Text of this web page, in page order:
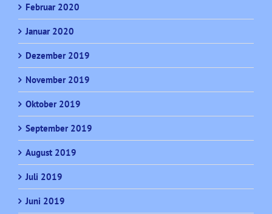
Februar 2020
Januar 2020
Dezember 2019
November 2019
Oktober 2019
September 2019
August 2019
Juli 2019
Juni 2019